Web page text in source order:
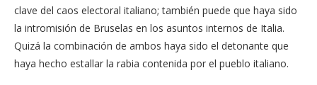
clave del caos electoral italiano; también puede que haya sido
la intromisión de Bruselas en los asuntos internos de Italia.
Quizá la combinación de ambos haya sido el detonante que
haya hecho estallar la rabia contenida por el pueblo italiano.